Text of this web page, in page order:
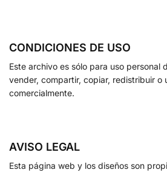
CONDICIONES DE USO
Este archivo es sólo para uso personal
vender, compartir, copiar, redistribuir o
comercialmente.
AVISO LEGAL
Esta página web y los diseños son